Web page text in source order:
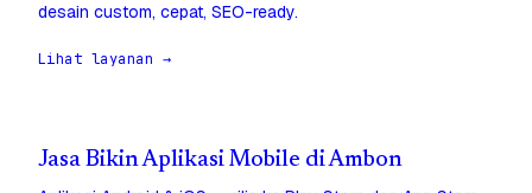
desain custom, cepat, SEO-ready.
Lihat layanan →
Jasa Bikin Aplikasi Mobile di Ambon